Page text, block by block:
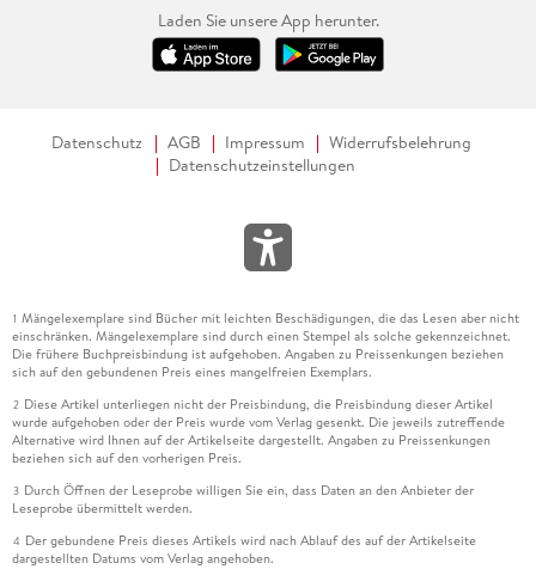
Laden Sie unsere App herunter.
Datenschutz AGB Impressum
Widerrufsbelehrung
Datenschutzeinstellungen
1 Mängelexemplare sind Bücher mit leichten Beschädigungen, die das Lesen aber nicht
einschränken. Mängelexemplare sind durch einen Stempel als solche gekennzeichnet.
Die frühere Buchpreisbindung ist aufgehoben. Angaben zu Preissenkungen beziehen
sich auf den gebundenen Preis eines mangelfreien Exemplars.
2 Diese Artikel unterliegen nicht der Preisbindung, die Preisbindung dieser Artikel
wurde aufgehoben oder der Preis wurde vom Verlag gesenkt. Die jeweils zutreffende
Alternative wird Ihnen auf der Artikelseite dargestellt. Angaben zu Preissenkungen
beziehen sich auf den vorherigen Preis.
3 Durch Öffnen der Leseprobe willigen Sie ein, dass Daten an den Anbieter der
Leseprobe übermittelt werden.
4 Der gebundene Preis dieses Artikels wird nach Ablauf des auf der Artikelseite
dargestellten Datums vom Verlag angehoben.